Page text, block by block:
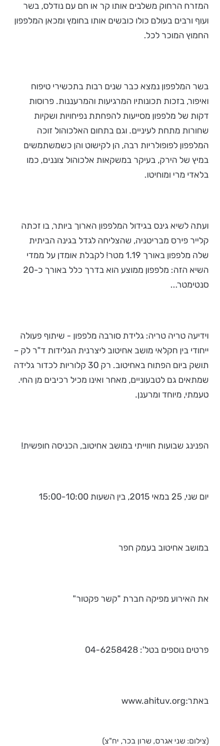
המזרח הרחוק משלבים אותו קר או חם עם נודלס, בשר
ועוף ורבים בעולם כולו כובשים אותו בחומץ ומכאן המלפפון
החמוץ המוכר לכל.
בשר המלפפון נמצא כבר שנים רבות בתכשירי טיפוח
ואיפור, בזכות תכונותיו המרגיעות והמרעננות. פרוסות
דקות של מלפפון מסייעות להפחתת נפיחויות ושקיות
שחורות מתחת לעיניים. וגם בתחום האלכוהול זוכה
המלפפון לפופולריות רבה, הן לקישוט והן כשמשתמשים
במיץ של הירק, בעיקר במשקאות אלכוהול צוננים, כמו
בלאדי מרי ומוחיטו.
ועתה לשיא גינס בגידול המלפפון הארוך ביותר, בו זכתה
קלייר פירס מבריטניה, שהצליחה לגדל בגינה הביתית
שלה מלפפון באורך 1.19 מטר! לקבלת אומדן על ממדי
השיא הזה: מלפפון ממוצע הוא בדרך כלל באורך כ-20
סנטימטר...
וידיעה טריה טריה: גלידת סורבה מלפפון - שיתוף פעולה
ייחודי בין חקלאי מושב אחיטוב ליצרנית הגלידות ד"ר לק –
תושק ביום הפתוח באחיטוב. רק 30 קלוריות לכדור גלידה
שמתאים גם לטבעוניים, מאחר ואינו מכיל רכיבים מן החי.
טעמתי, מיוחד ומרענן.
הפנינג שבועות חווייתי במושב אחיטוב, הכניסה חופשית!
יום שני, 25 במאי 2015, בין השעות 15:00-10:00
במושב אחיטוב בעמק חפר
את האירוע מפיקה חברת "קשר פקטור"
פרטים נוספים בטל': 04-6258428
באתר:www.ahituv.org
(צילום: שני אגרס, שרון בכר, יח"צ)